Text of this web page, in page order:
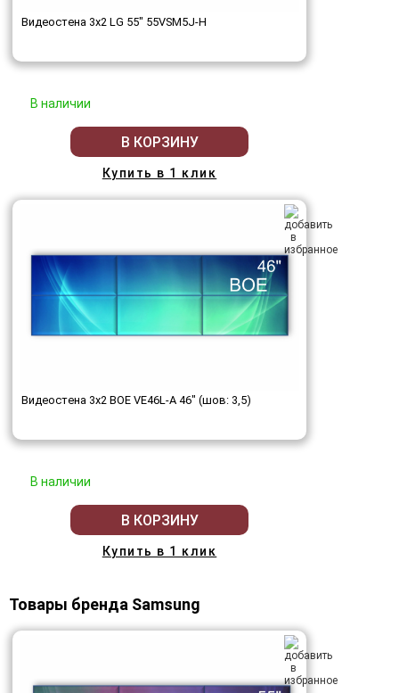
Видеостена 3x2 LG 55" 55VSM5J-H
В наличии
В КОРЗИНУ
Купить в 1 клик
Видеостена 3x2 BOE VE46L-A 46" (шов: 3,5)
В наличии
В КОРЗИНУ
Купить в 1 клик
Товары бренда Samsung